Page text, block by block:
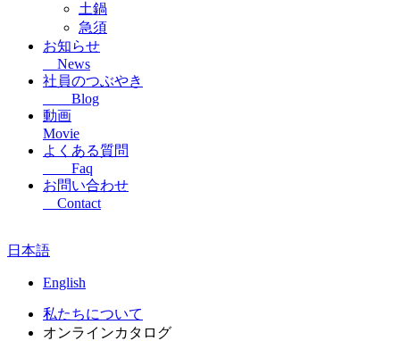
土鍋
急須
お知らせ
News
社員のつぶやき
Blog
動画
Movie
よくある質問
Faq
お問い合わせ
Contact
日本語
English
私たちについて
オンラインカタログ